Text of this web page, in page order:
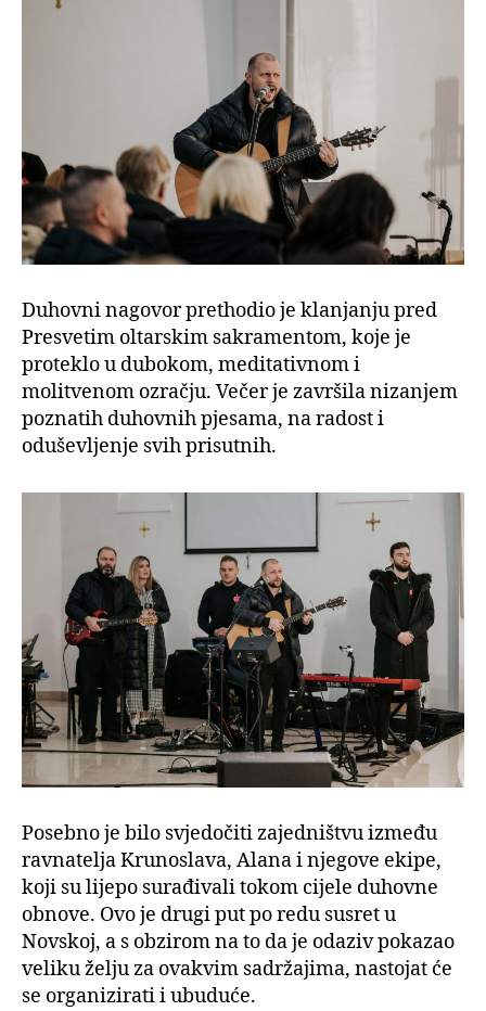
Duhovni nagovor prethodio je klanjanju pred
Presvetim oltarskim sakramentom, koje je
proteklo u dubokom, meditativnom i
molitvenom ozračju. Večer je završila nizanjem
poznatih duhovnih pjesama, na radost i
oduševljenje svih prisutnih.
Posebno je bilo svjedočiti zajedništvu između
ravnatelja Krunoslava, Alana i njegove ekipe,
koji su lijepo surađivali tokom cijele duhovne
obnove. Ovo je drugi put po redu susret u
Novskoj, a s obzirom na to da je odaziv pokazao
veliku želju za ovakvim sadržajima, nastojat će
se organizirati i ubuduće.